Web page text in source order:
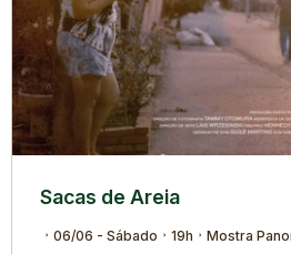
Sacas de Areia
06/06 - Sábado 19h Mostra